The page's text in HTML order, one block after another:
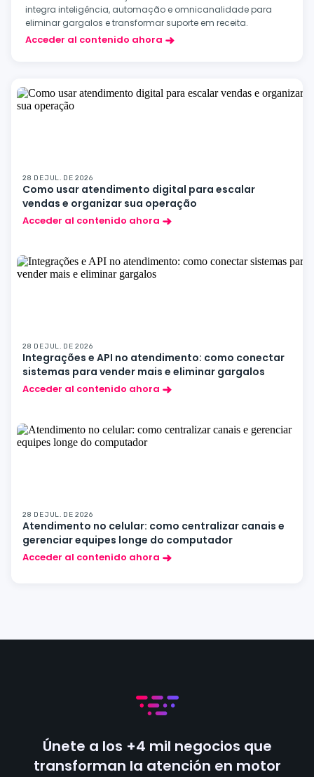
integra inteligência, automação e omnicanalidade para
eliminar gargalos e transformar suporte em receita.
Acceder al contenido ahora
28 DE JUL. DE 2026
Como usar atendimento digital para escalar
vendas e organizar sua operação
Acceder al contenido ahora
28 DE JUL. DE 2026
Integrações e API no atendimento: como conectar
sistemas para vender mais e eliminar gargalos
Acceder al contenido ahora
28 DE JUL. DE 2026
Atendimento no celular: como centralizar canais e
gerenciar equipes longe do computador
Acceder al contenido ahora
Únete a los +4 mil negocios que
transforman la atención en motor